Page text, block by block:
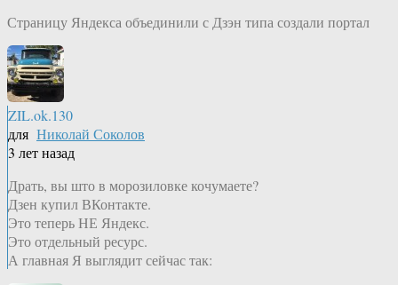
Страницу Яндекса объединили с Дзэн типа создали портал
ZIL.ok.130
для Николай Соколов
3 лет назад
Драть, вы што в морозиловке кочумаете?
Дзен купил ВКонтакте.
Это теперь НЕ Яндекс.
Это отдельный ресурс.
А главная Я выглядит сейчас так: